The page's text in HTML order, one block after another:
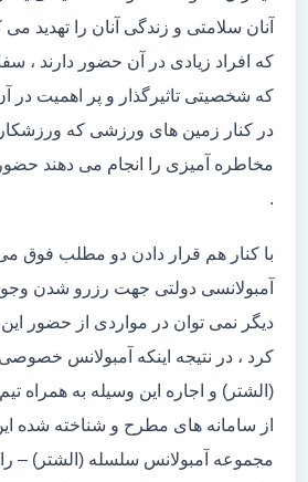
آنان سلامتی و زندگی آنان را تهدید
که افراد زیادی در آن حضور دارند ،
که شخصیتی تاثیرگذار و پر اهمیت در
در کنار زمین های ورزشی که
مخاطره آمیزی را انجام می دهند
.
با کنار هم قرار دادن دو مطلب فوق
آمبولانسی دولتی جهت رزرو شدن
دیگر نمی توان در مواردی از حضور
کرد ، در نتیجه اینکه آمبولانس
(الشتر) و اجاره این وسیله به همراه
از سامانه های مطرح و شناخته شده
مجموعه آمبولانس سلسله (الشتر) –